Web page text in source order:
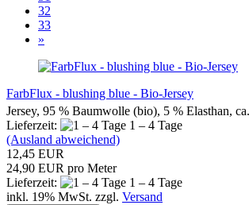
32
33
»
FarbFlux - blushing blue - Bio-Jersey
Jersey, 95 % Baumwolle (bio), 5 % Elasthan,
Lieferzeit:
1 – 4 Tage
(Ausland abweichend)
12,45 EUR
24,90 EUR pro Meter
Lieferzeit:
1 – 4 Tage
inkl. 19% MwSt. zzgl. Versand